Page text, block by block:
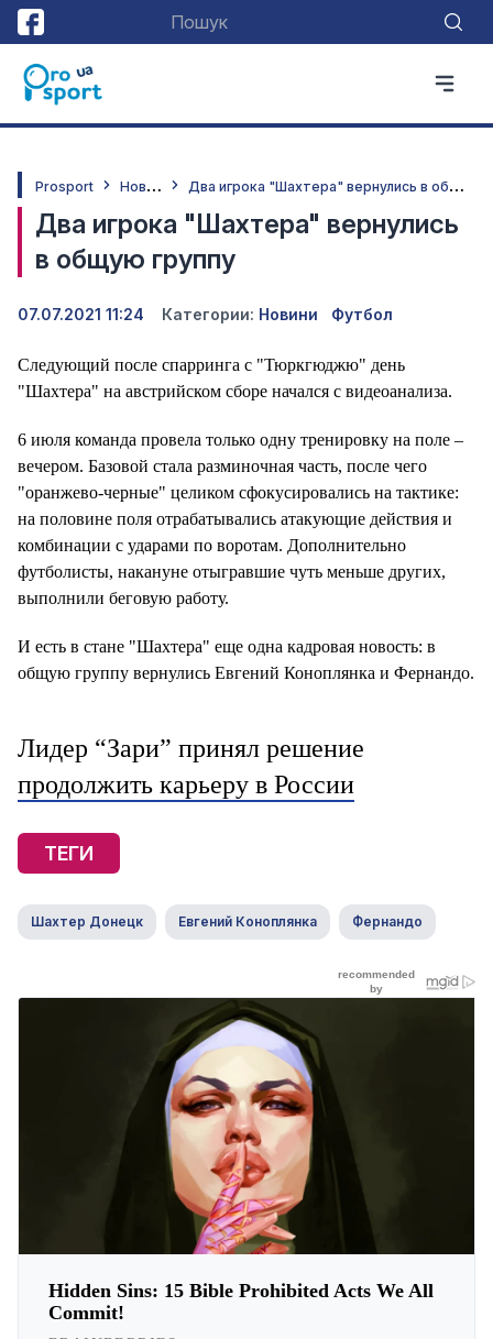
Prosport Н
овини Д
ва игрока "Шахтера" вернулись в общую группу
Два игрока "Шахтера" вернулись
в общую группу
07.07.2021 11:24 Категории: Новини Футбол
Следующий после спарринга с "Тюркгюджю" день
"Шахтера" на австрийском сборе начался с видеоанализа.
6 июля команда провела только одну тренировку на поле –
вечером. Базовой стала разминочная часть, после чего
"оранжево-черные" целиком сфокусировались на тактике:
на половине поля отрабатывались атакующие действия и
комбинации с ударами по воротам. Дополнительно
футболисты, накануне отыгравшие чуть меньше других,
выполнили беговую работу.
И есть в стане "Шахтера" еще одна кадровая новость: в
общую группу вернулись Евгений Коноплянка и Фернандо.
Лидер “Зари” принял решение
продолжить карьеру в России
ТЕГИ
Шахтер Донецк Евгений Коноплянка Фернандо